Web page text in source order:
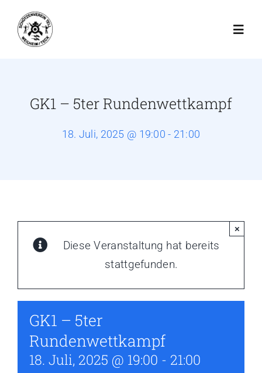
Inhalt
springen
GK1 – 5ter Rundenwettkampf
18. Juli, 2025 @ 19:00 - 21:00
Diese Veranstaltung hat bereits
stattgefunden.
×
GK1 – 5ter
Rundenwettkampf
18. Juli, 2025 @ 19:00 - 21:00